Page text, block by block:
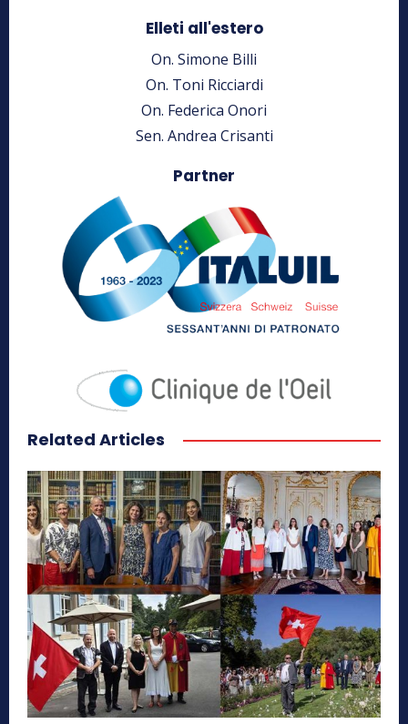
Elleti all'estero
On. Simone Billi
On. Toni Ricciardi
On. Federica Onori
Sen. Andrea Crisanti
Partner
Related Articles